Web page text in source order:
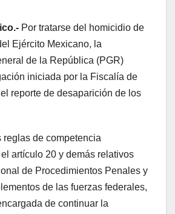
Por tratarse del homicidio de
Ejército Mexicano, la
de la República (PGR)
iniciada por la Fiscalía de
reporte de desaparición de los
reglas de competencia
artículo 20 y demás relativos
de Procedimientos Penales y
de las fuerzas federales,
de continuar la